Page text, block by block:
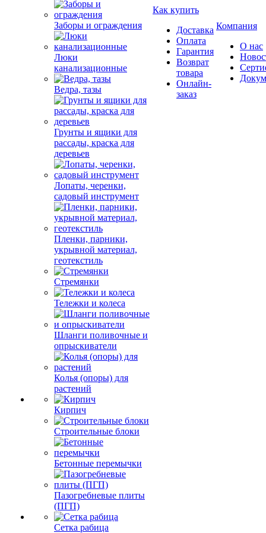
Заборы и ограждения
Люки
канализационные
Ведра, тазы
Грунты и ящики для
рассады, краска для
деревьев
Лопаты, черенки,
садовый инструмент
Пленки, парники,
укрывной материал,
геотекстиль
Стремянки
Тележки и колеса
Шланги поливочные и
опрыскиватели
Колья (опоры) для
растений
Кирпич
Строительные блоки
Бетонные перемычки
Пазогребневые плиты
(ПГП)
Сетка рабица
Как купить
Доставка
Оплата
Гарантия
Возврат
товара
Онлайн-
заказ
Компания
О нас